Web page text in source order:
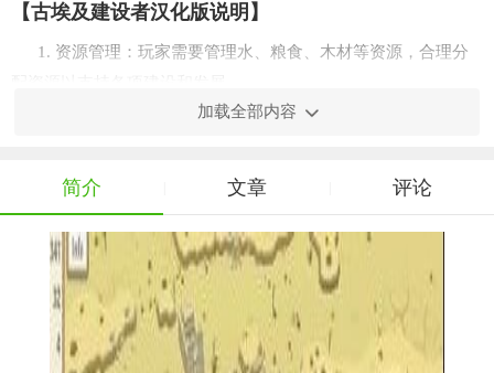
【古埃及建设者汉化版说明】
1. 资源管理：玩家需要管理水、粮食、木材等资源，合理分
2. 建筑建造：通过收集资源和执行各种任务，玩家可以建造
经济实力。
3. 科技研发：游戏中有科技树系统，玩家可以通过研究解锁
新的技术和建筑，如农业技术、制造业、军事装备等。
4. 外交与战争：与其他文明进行贸易、结盟或宣战，通过外
交手段或军事行动来扩张领土和影响力。
加载全部内容
简介 文章 评论